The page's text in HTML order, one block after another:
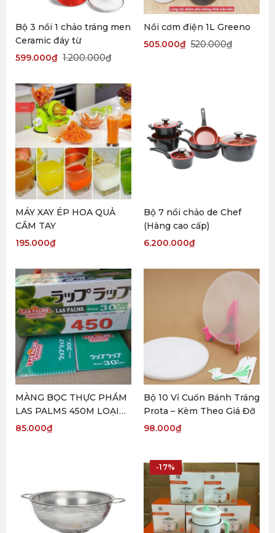
Bộ 3 nồi 1 chảo tráng men
Ceramic đáy từ
1.200.000₫
599.000₫
Nồi cơm điện 1L Greeno
520.000₫
505.000₫
MÁY XAY ÉP HOA QUẢ
CẦM TAY
195.000₫
Bộ 7 nồi chảo de Chef
(Hàng cao cấp)
6.200.000₫
MÀNG BỌC THỰC PHẨM
LAS PALMS 450M LOẠI
TO
85.000₫
Bộ 10 Vỉ Cuốn Bánh Tráng
Prota – Kèm Theo Giá Đỡ
98.000₫
-17%